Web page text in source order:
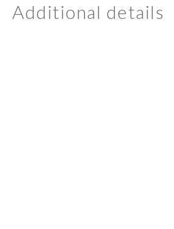
Additional details